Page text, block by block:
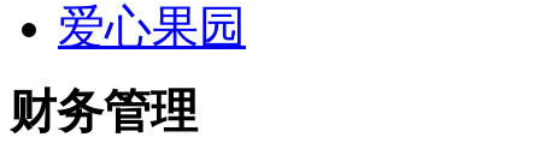
爱心果园
财务管理